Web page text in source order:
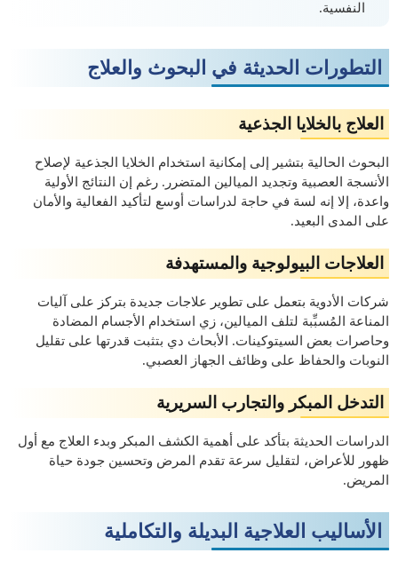
النفسية.
التطورات الحديثة في البحوث والعلاج
العلاج بالخلايا الجذعية
البحوث الحالية بتشير إلى إمكانية استخدام الخلايا الجذعية لإصلاح
الأنسجة العصبية وتجديد الميالين المتضرر. رغم إن النتائج الأولية
واعدة، إلا إنه لسة في حاجة لدراسات أوسع لتأكيد الفعالية والأمان
على المدى البعيد.
العلاجات البيولوجية والمستهدفة
شركات الأدوية بتعمل على تطوير علاجات جديدة بتركز على آليات
المناعة المُسبِّبة لتلف الميالين، زي استخدام الأجسام المضادة
وحاصرات بعض السيتوكينات. الأبحاث دي بتثبت قدرتها على تقليل
النوبات والحفاظ على وظائف الجهاز العصبي.
التدخل المبكر والتجارب السريرية
الدراسات الحديثة بتأكد على أهمية الكشف المبكر وبدء العلاج مع أول
ظهور للأعراض، لتقليل سرعة تقدم المرض وتحسين جودة حياة
المريض.
الأساليب العلاجية البديلة والتكاملية